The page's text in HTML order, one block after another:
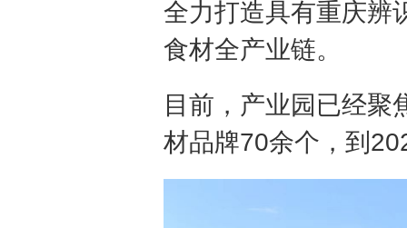
全力打造具有重庆辨
食材全产业链。
目前，产业园已经聚
材品牌70余个，到